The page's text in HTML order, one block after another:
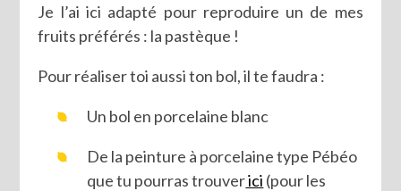
Je l’ai ici adapté pour reproduire un de mes
fruits préférés : la pastèque !
Pour réaliser toi aussi ton bol, il te faudra :
Un bol en porcelaine blanc
De la peinture à porcelaine type Pébéo
que tu pourras trouverici (pour les